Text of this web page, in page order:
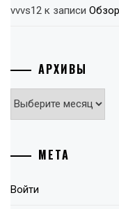
vvvs12 к записи
АРХИВЫ
Архивы
МЕТА
Войти